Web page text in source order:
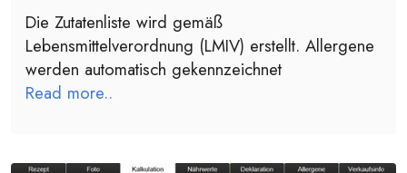
Die Zutatenliste wird gemäß
Lebensmittelverordnung (LMIV) erstellt. Allergene
werden automatisch gekennzeichnet
Read more..